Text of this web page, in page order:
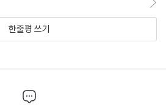
한줄평 쓰기